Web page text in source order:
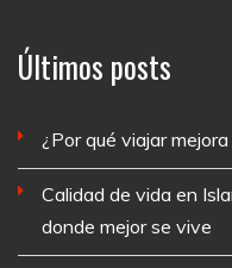
Últimos posts
¿Por qué viajar
Calidad de vida en
donde mejor se vive